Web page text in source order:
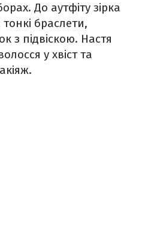
До аутфіту зірка
браслети,
з підвіскою. Настя
у хвіст та